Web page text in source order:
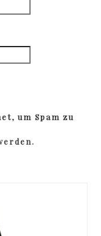
um Spam zu